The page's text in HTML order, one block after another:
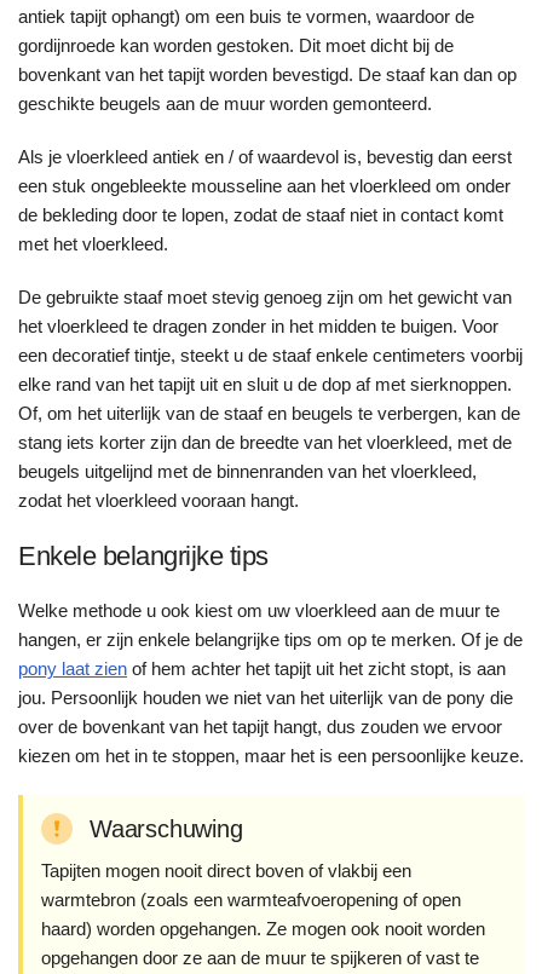
antiek tapijt ophangt) om een buis te vormen, waardoor de
gordijnroede kan worden gestoken. Dit moet dicht bij de
bovenkant van het tapijt worden bevestigd. De staaf kan dan op
geschikte beugels aan de muur worden gemonteerd.
Als je vloerkleed antiek en / of waardevol is, bevestig dan eerst
een stuk ongebleekte mousseline aan het vloerkleed om onder
de bekleding door te lopen, zodat de staaf niet in contact komt
met het vloerkleed.
De gebruikte staaf moet stevig genoeg zijn om het gewicht van
het vloerkleed te dragen zonder in het midden te buigen. Voor
een decoratief tintje, steekt u de staaf enkele centimeters voorbij
elke rand van het tapijt uit en sluit u de dop af met sierknoppen.
Of, om het uiterlijk van de staaf en beugels te verbergen, kan de
stang iets korter zijn dan de breedte van het vloerkleed, met de
beugels uitgelijnd met de binnenranden van het vloerkleed,
zodat het vloerkleed vooraan hangt.
Enkele belangrijke tips
Welke methode u ook kiest om uw vloerkleed aan de muur te
hangen, er zijn enkele belangrijke tips om op te merken. Of je de
pony laat zien of hem achter het tapijt uit het zicht stopt, is aan
jou. Persoonlijk houden we niet van het uiterlijk van de pony die
over de bovenkant van het tapijt hangt, dus zouden we ervoor
kiezen om het in te stoppen, maar het is een persoonlijke keuze.
Waarschuwing
Tapijten mogen nooit direct boven of vlakbij een
warmtebron (zoals een warmteafvoeropening of open
haard) worden opgehangen. Ze mogen ook nooit worden
opgehangen door ze aan de muur te spijkeren of vast te